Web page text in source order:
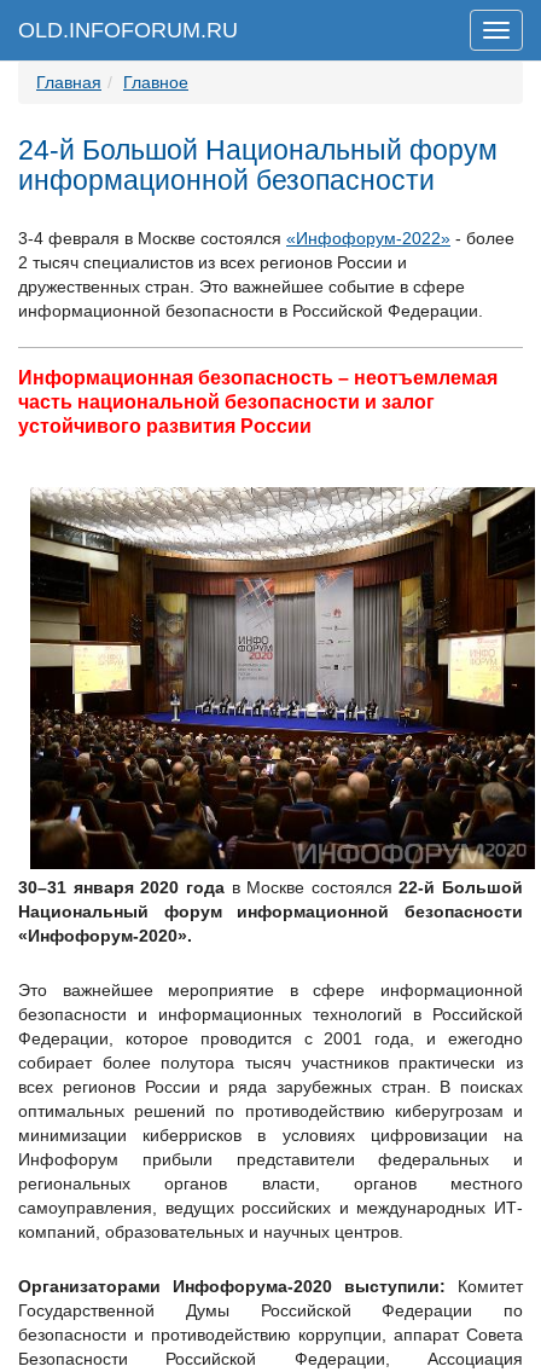
Меню
OLD.INFOFORUM.RU
Главная Главное
24-й Большой Национальный форум
информационной безопасности
3-4 февраля в Москве состоялся «Инфофорум-2022» - более
2 тысяч специалистов из всех регионов России и
дружественных стран. Это важнейшее событие в сфере
информационной безопасности в Российской Федерации.
Информационная безопасность – неотъемлемая
часть национальной безопасности и залог
устойчивого развития России
30–31 января 2020 года в Москве состоялся22-й Большой
Национальный форум информационной безопасности
«Инфофорум-2020».
Это важнейшее мероприятие в сфере информационной
безопасности и информационных технологий в Российской
Федерации, которое проводится с 2001 года, и ежегодно
собирает более полутора тысяч участников практически из
всех регионов России и ряда зарубежных стран. В поисках
оптимальных решений по противодействию киберугрозам и
минимизации киберрисков в условиях цифровизации на
Инфофорум прибыли представители федеральных и
региональных органов власти, органов местного
самоуправления, ведущих российских и международных ИТ-
компаний, образовательных и научных центров.
Организаторами Инфофорума-2020 выступили: Комитет
Государственной Думы Российской Федерации по
безопасности и противодействию коррупции, аппарат Совета
Безопасности Российской Федерации, Ассоциация